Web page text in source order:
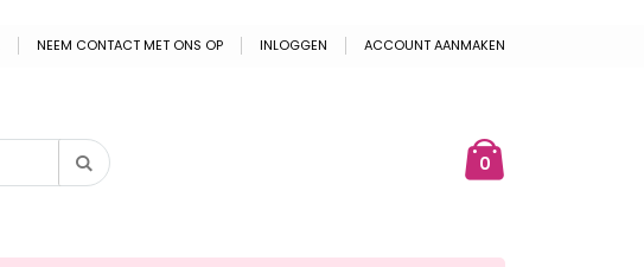
NEEM CONTACT MET ONS OP INLOGGEN ACCOUNT AANMAKEN
0producten
Zoek